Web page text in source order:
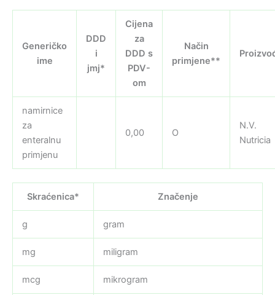
Generičko
ime
DDD
i
jmj*
Cijena
za
DDD s
PDV-
om
Način
primjene**
namirnice
za
enteralnu
primjenu
0,00 O
N.V.
Nutricia
Skraćenica* Značenje
g gram
mg miligram
mcg mikrogram